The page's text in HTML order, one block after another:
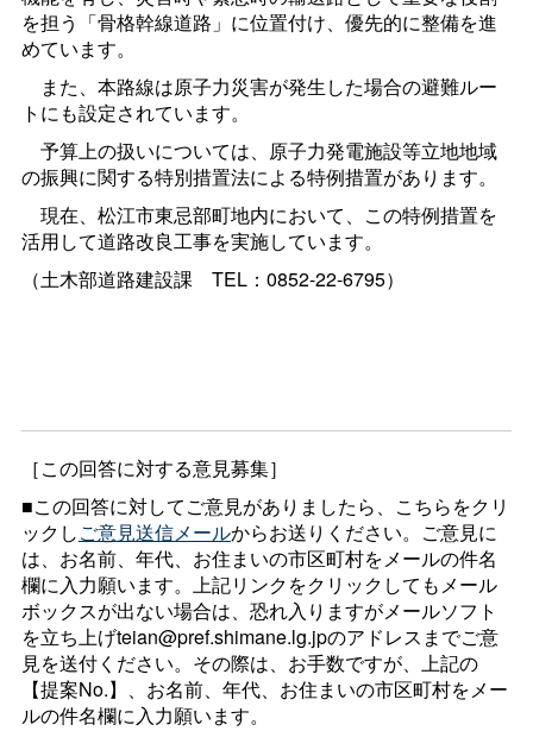
を担う「骨格幹線道路」に位置付け、優先的に整備を進
めています。
また、本路線は原子力災害が発生した場合の避難ルー
トにも設定されています。
予算上の扱いについては、原子力発電施設等立地地域
の振興に関する特別措置法による特例措置があります。
現在、松江市東忌部町地内において、この特例措置を
活用して道路改良工事を実施しています。
（土木部道路建設課 TEL：0852-22-6795）
［この回答に対する意見募集］
■この回答に対してご意見がありましたら、こちらをクリ
ックしご意見送信メールからお送りください。ご意見に
は、お名前、年代、お住まいの市区町村をメールの件名
欄に入力願います。上記リンクをクリックしてもメール
ボックスが出ない場合は、恐れ入りますがメールソフト
を立ち上げteian@pref.shimane.lg.jpのアドレスまでご意
見を送付ください。その際は、お手数ですが、上記の
【提案No.】、お名前、年代、お住まいの市区町村をメー
ルの件名欄に入力願います。